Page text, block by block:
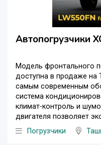
Автопогрузчики
Модель фронтального
доступна в продаже на
самым современным
система
климат-контроль и
двигателя позволяет
Погрузчики